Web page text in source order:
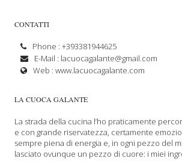
CONTATTI
Phone : +393381944625
E-Mail : lacuocagalante@gmail.com
Web :www.lacuocagalante.com
LA CUOCA GALANTE
La strada della cucina l’ho praticamente
e con grande riservatezza, certamente
sempre piena di energia e, in ogni pezzo del
lasciato ovunque un pezzo di cuore: i miei